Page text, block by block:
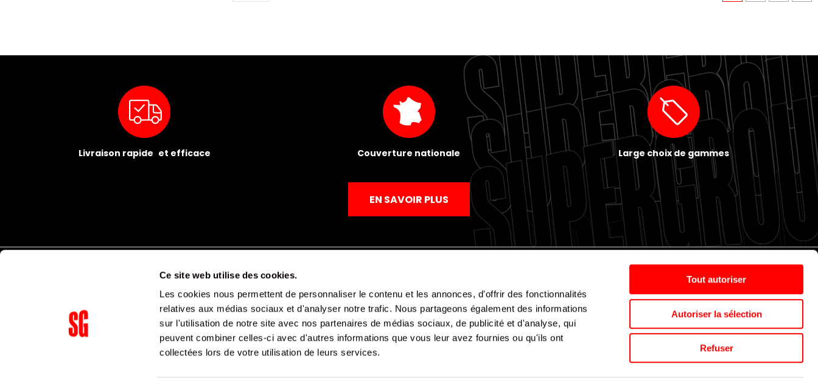
Ce site web utilise des cookies.
Les cookies nous permettent de personnaliser le contenu et les annonces, d'offrir des fonctionnalités
relatives aux médias sociaux et d'analyser notre trafic. Nous partageons également des informations
sur l'utilisation de notre site avec nos partenaires de médias sociaux, de publicité et d'analyse, qui
peuvent combiner celles-ci avec d'autres informations que vous leur avez fournies ou qu'ils ont
collectées lors de votre utilisation de leurs services.
Tout autoriser
Autoriser la sélection
Refuser
Livraison rapide et efficace Couverture nationale Large choix de gammes
EN SAVOIR PLUS
Mentions légales Politique de confidentialité Politique de cookies Nos agences Espace presse
Supergroup © 2024. All Rights Reserved